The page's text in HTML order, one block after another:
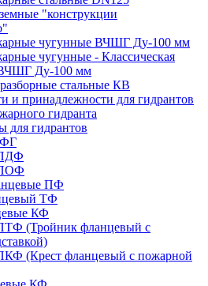
"конструкции
чугунные ВЧШГ Ду-100 мм
чугунные - Классическая
ВЧШГ Ду-100 мм
стальные КВ
и принадлежности для гидрантов
гидранта
для гидрантов
ПФ
ТФ
КФ
(Тройник фланцевый с
(Крест фланцевый с пожарной